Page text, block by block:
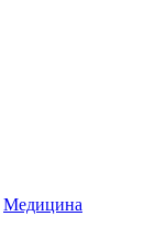
Медицина